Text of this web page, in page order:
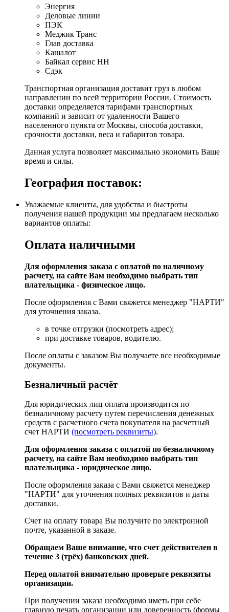
Энергия
Деловые линии
ПЭК
Меджик Транс
Глав доставка
Кашалот
Байкал сервис НН
Сдэк
Транспортная организация доставит груз в любом
направлении по всей территории России. Стоимость
доставки определяется тарифами транспортных
компаний и зависит от удаленности Вашего
населенного пункта от Москвы, способа доставки,
срочности доставки, веса и габаритов товара.
Данная услуга позволяет максимально экономить Ваше
время и силы.
География поставок:
Уважаемые клиенты, для удобства и быстроты
получения нашей продукции мы предлагаем несколько
вариантов оплаты:
Оплата наличными
Для оформления заказа с оплатой по наличному
расчету, на сайте Вам необходимо выбрать тип
плательщика - физическое лицо.
После оформления с Вами свяжется менеджер "НАРТИ"
для уточнения заказа.
в точке отгрузки (посмотреть адрес);
при доставке товаров, водителю.
После оплаты с заказом Вы получаете все необходимые
документы.
Безналичный расчёт
Для юридических лиц оплата производится по
безналичному расчету путем перечисления денежных
средств с расчетного счета покупателя на расчетный
счет НАРТИ (посмотреть реквизиты).
Для оформления заказа с оплатой по безналичному
расчету, на сайте Вам необходимо выбрать тип
плательщика - юридическое лицо.
После оформления заказа с Вами свяжется менеджер
"НАРТИ" для уточнения полных реквизитов и даты
доставки.
Счет на оплату товара Вы получите по электронной
почте, указанной в заказе.
Обращаем Ваше внимание, что счет действителен в
течение 3 (трёх) банковских дней.
Перед оплатой внимательно проверьте реквизиты
организации.
При получении заказа необходимо иметь при себе
главную печать организации или доверенность (формы